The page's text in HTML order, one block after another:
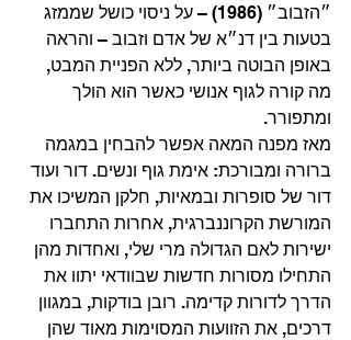
״הזבוב״ (1986) – על ניסוי כושל שממזג
בטעות בין דנ״א של אדם וזבוב – והראה
באופן הבוטה ביותר, ללא הפניית המבט,
מה קורה לגוף אנושי כאשר הוא הולך
ומתפורר.
מאז מפנה המאה אפשר להבחין במגמה
ברורה ומבורכת: אימת גוף ונשים. דור ועוד
דור של סופרות ובמאיות, חלקן המשיכו את
המורשת הקרוננברגית, אחרות התחברו
ישירות לאם הגדולה מרי שלי, ואחדות מהן
התחילו מסורות חדשות שבוודאי יתוו את
הדרך לדורות קדימה. רובן בודקות, במגוון
דרכים, את הזוועות המסוימות מאוד שהן